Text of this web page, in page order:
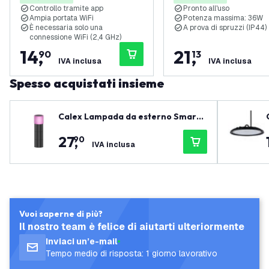
Controllo tramite app
Ampia portata WiFi
È necessaria solo una
connessione WiFi (2,4 GHz)
14,
90
IVA inclusa
Pronto all'uso
Potenza massima: 36W
A prova di spruzzi (IP44)
21,
13
IVA inclusa
Spesso acquistati insieme
Calex Lampada da esterno Smart
da terra - RGB - IP44 - Lampadine
Smart
27,
90 IVA inclusa
Vuoi saperne di più?
Il nostro team è felice di aiutarti ulteriormente
Inviaci un’e-mail
Tempo medio di risposta: 1 giorno lavorativo